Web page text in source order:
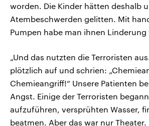
worden. Die Kinder hätten deshalb
Atembeschwerden gelitten. Mit
Pumpen habe man ihnen
„Und das nutzten die Terroristen
plötzlich auf und schrien:
Chemieangriff!“ Unsere Patienten
Angst. Einige der Terroristen
aufzuführen, versprühten Wasser,
beatmen. Aber das war nur